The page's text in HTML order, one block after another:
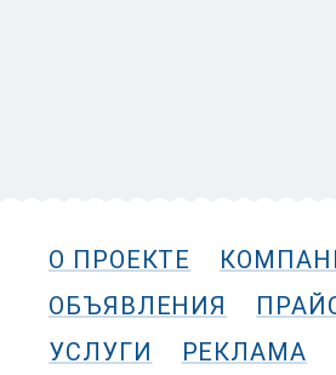
О ПРОЕКТЕ
ОБЪЯВЛЕНИЯ
УСЛУГИ
РЕКЛАМА